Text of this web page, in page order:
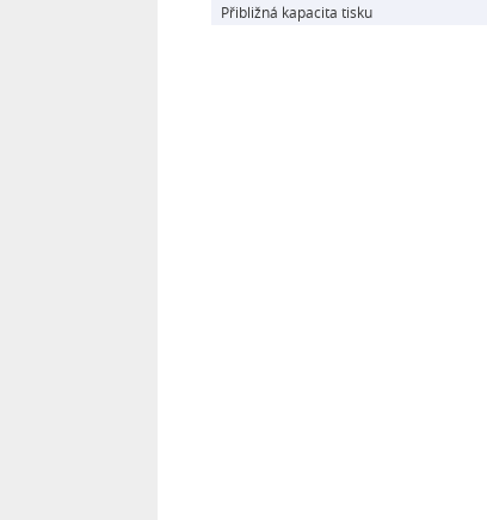
Přibližná kapacita tisku